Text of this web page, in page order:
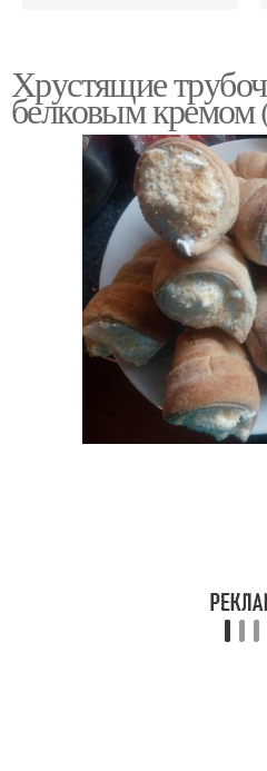
Вафельные трубочки
Хрустящие
белковым кремом